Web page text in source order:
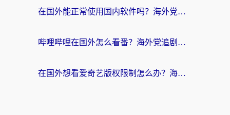
在国外能正常使用国内软件吗？海外党亲测有效的无缝访问指南
哔哩哔哩在国外怎么看番？海外党追剧看片的终极解决方案
在国外想看爱奇艺版权限制怎么办？海外华人必看的追剧自由指南